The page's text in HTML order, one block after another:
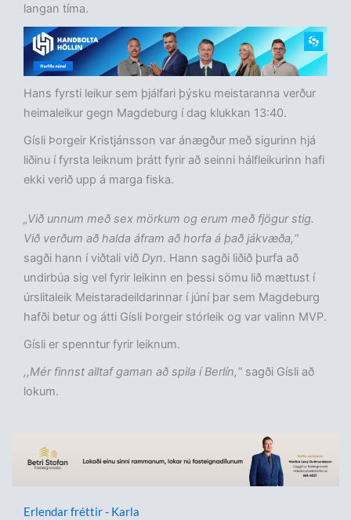
langan tíma.
Hans fyrsti leikur sem þjálfari þýsku meistaranna verður
heimaleikur gegn Magdeburg í dag klukkan 13:40.
Gísli Þorgeir Kristjánsson var ánægður með sigurinn hjá
liðinu í fyrsta leiknum þrátt fyrir að seinni hálfleikurinn hafi
ekki verið upp á marga fiska.
„Við unnum með sex mörkum og erum með fjögur stig.
Við verðum að halda áfram að horfa á það jákvæða,“
sagði hann í viðtali við Dyn. Hann sagði liðið þurfa að
undirbúa sig vel fyrir leikinn en þessi sömu lið mættust í
úrslitaleik Meistaradeildarinnar í júní þar sem Magdeburg
hafði betur og átti Gísli Þorgeir stórleik og var valinn MVP.
Gísli er spenntur fyrir leiknum.
,,Mér finnst alltaf gaman að spila í Berlín,“ sagði Gísli að
lokum.
Erlendar fréttir - Karla